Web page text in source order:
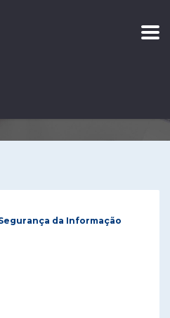
no
No Firefox
da Informação